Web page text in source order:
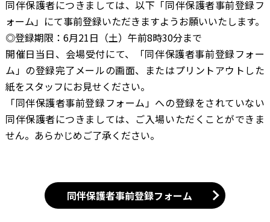
同伴保護者につきましては、以下「同伴保護者事前登録フ
ォーム」にて事前登録いただきますようお願いいたします。
◎登録期限：6月21日（土）午前8時30分まで
開催日当日、会場受付にて、「同伴保護者事前登録フォー
ム」の登録完了メールの画面、またはプリントアウトした
紙をスタッフにお見せください。
「同伴保護者事前登録フォーム」への登録をされていない
同伴保護者につきましては、ご入場いただくことができま
せん。あらかじめご了承ください。
同伴保護者事前登録フォーム